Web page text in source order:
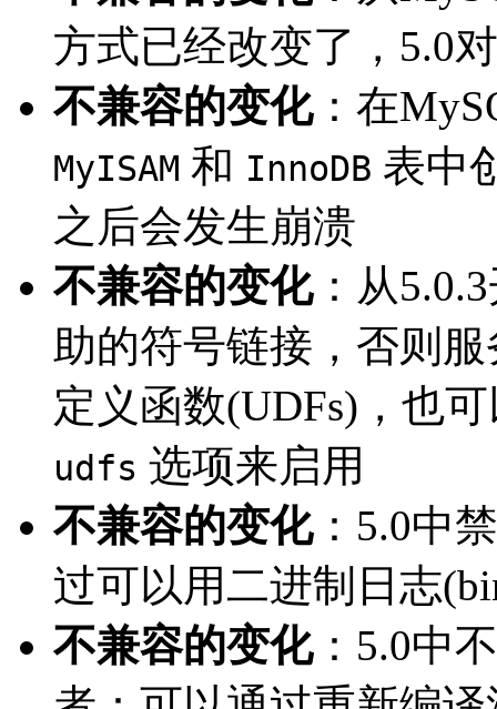
方式已经改变了，5.0
不兼容的变化：在
MyISAM 和 InnoDB 表中
之后会发生崩溃
不兼容的变化：从
助的符号链接，否则
定义函数(UDFs)，也
udfs 选项来启用
不兼容的变化：5.0中
过可以用二进制日志
不兼容的变化：5.0中